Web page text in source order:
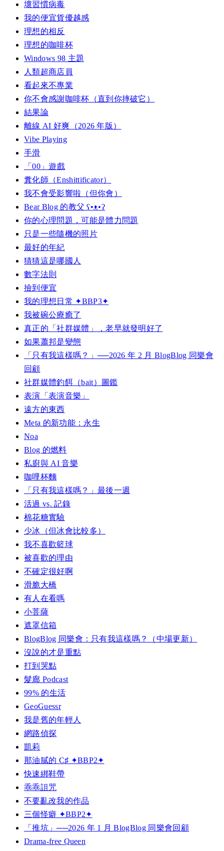
壞習慣病毒
我的便宜貨優越感
理想的相反
理想的咖啡杯
Windows 98 主題
人類超商店員
看起來不專業
你不會感謝咖啡杯（直到你摔破它）
結果論
離線 AI 好爽（2026 年版）
Vibe Playing
手滑
「00」遊戲
糞化師（Enshittificator）
我不會受影響啦（但你會）
Bear Blog 的教父 ʕ•ᴥ•ʔ
你的心理問題，可能是體力問題
只是一些隨機的照片
最好的年紀
猜猜這是哪國人
數字法則
撿到便宜
我的理想日常 ✦BBP3✦
我被碗公療癒了
真正的「社群媒體」，老早就發明好了
如果蕭邦是變態
「只有我這樣嗎？」──2026 年 2 月 BlogBlog 同樂會
回顧
社群媒體釣餌（bait）圖鑑
表演「表演音樂」
遠方的東西
Meta 的新功能：永生
Noa
Blog 的燃料
私廚與 AI 音樂
咖哩杯麵
「只有我這樣嗎？」最後一週
活過 vs. 記錄
棉花糖實驗
少冰（但冰會比較多）
我不喜歡籃球
被喜歡的理由
不確定很好啊
滑脆大橋
有人在看嗎
小菩薩
遮罩信箱
BlogBlog 同樂會：只有我這樣嗎？（中場更新）
沒說的才是重點
打到哭點
髮廊 Podcast
99% 的生活
GeoGuessr
我是舊的年輕人
網路偵探
凱莉
那油膩的 C♯ ✦BBP2✦
快速綁鞋帶
乖乖詛咒
不要亂改我的作品
三個怪癖 ✦BBP2✦
「推坑」──2026 年 1 月 BlogBlog 同樂會回顧
Drama-free Queen